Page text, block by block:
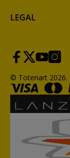
LEGAL
© Totenart 2026.